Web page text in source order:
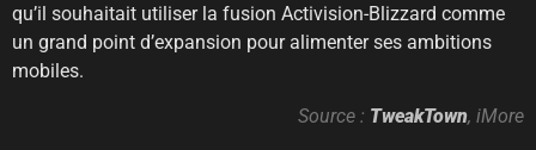
qu’il souhaitait utiliser la fusion Activision-Blizzard comme
un grand point d’expansion pour alimenter ses ambitions
mobiles.
Source : TweakTown, iMore